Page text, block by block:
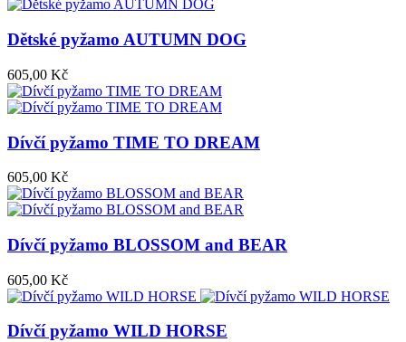
Dětské pyžamo AUTUMN DOG
605,00 Kč
Dívčí pyžamo TIME TO DREAM
605,00 Kč
Dívčí pyžamo BLOSSOM and BEAR
605,00 Kč
Dívčí pyžamo WILD HORSE